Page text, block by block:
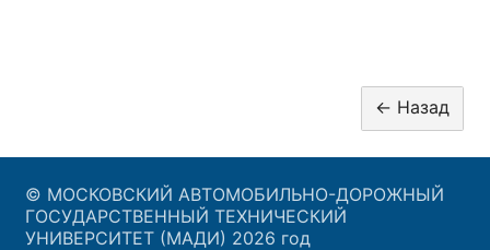
© МОСКОВСКИЙ АВТОМОБИЛЬНО-ДОРОЖНЫЙ
ГОСУДАРСТВЕННЫЙ ТЕХНИЧЕСКИЙ
УНИВЕРСИТЕТ (МАДИ) 2026 год